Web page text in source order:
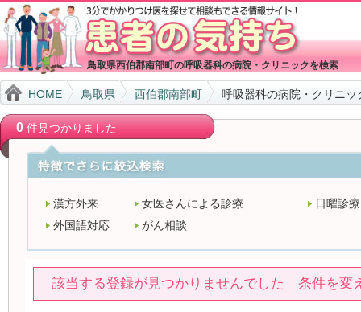
鳥取県西伯郡南部町の呼吸器科の病院・クリニックを検索
HOME 鳥取県 西伯郡南部町 呼吸器科の病院・クリニ
0件見つかりました
漢方外来 女医さんによる診療
日曜診療
外国語対応
がん相談
該当する登録が見つかりませんでした 条件を